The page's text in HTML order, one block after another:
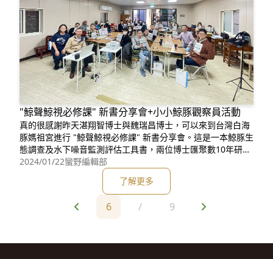
"鯨聲鯨視必修課" 新書分享會+小小鯨豚觀察員活動
真的很感謝昨天湛翔智博士與魏瑞昌博士，可以來到台灣白海
豚媽祖宮進行 "鯨聲鯨視必修課" 新書分享會。這是一本鯨豚生
態調查及水下噪音監測評估工具書，兩位博士匯聚數10年研究
心血後將他們的研究成果轉化成更淺顯易懂的文字，透過這本
書能讓大眾更加了解鯨豚、海洋、噪音與環境。更感謝昨天湛
博士，加碼了2場小小鯨豚觀察員活動。讓我們鹿港以及附近
的孩子們，有機會在寒假剛起步的第一個週末，學習了
2024/01/22蠻野編輯部
了解更多
6 / 9